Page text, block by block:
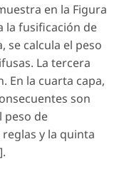
en la Figura
la fusificación de
se calcula el peso
La tercera
En la cuarta capa,
son
peso de
y la quinta